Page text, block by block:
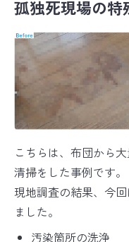
孤独死現場の特
こちらは、布団から
清掃をした事例です。
現地調査の結果、今
ました。
汚染箇所の洗浄